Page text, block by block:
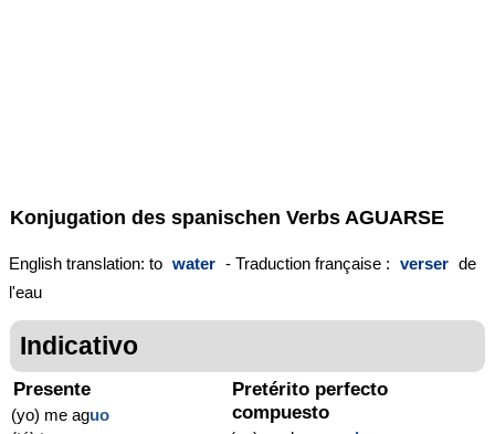
Konjugation des spanischen Verbs AGUARSE
English translation: to water - Traduction française : verser de
l'eau
Indicativo
Presente
(yo) me aguo
Pretérito perfecto
compuesto